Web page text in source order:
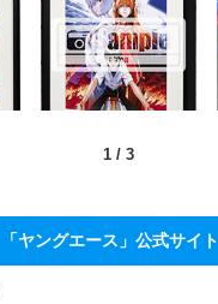
1 / 3
「ヤングエース」公式サイト